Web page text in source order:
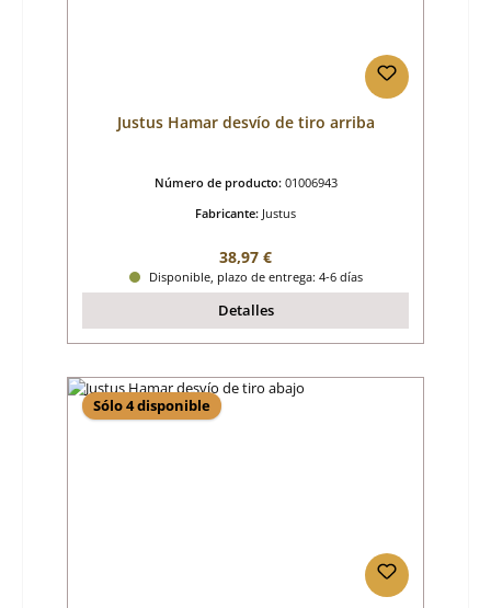
Justus Hamar desvío de tiro arriba
Número de producto: 01006943
Fabricante: Justus
Precio normal:
38,97 €
Disponible, plazo de entrega: 4-6 días
Detalles
Sólo 4 disponible